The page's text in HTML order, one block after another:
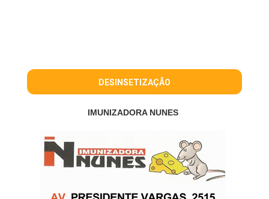
DESINSETIZAÇÃO
IMUNIZADORA NUNES